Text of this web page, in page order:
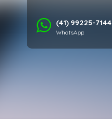
(41) 99225-7144
WhatsApp